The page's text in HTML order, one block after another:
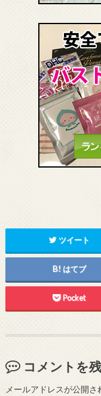
ツイート
はてブ
Pocket
コメントを
メールアドレスが公開さ